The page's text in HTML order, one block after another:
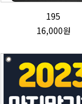
195
16,000원